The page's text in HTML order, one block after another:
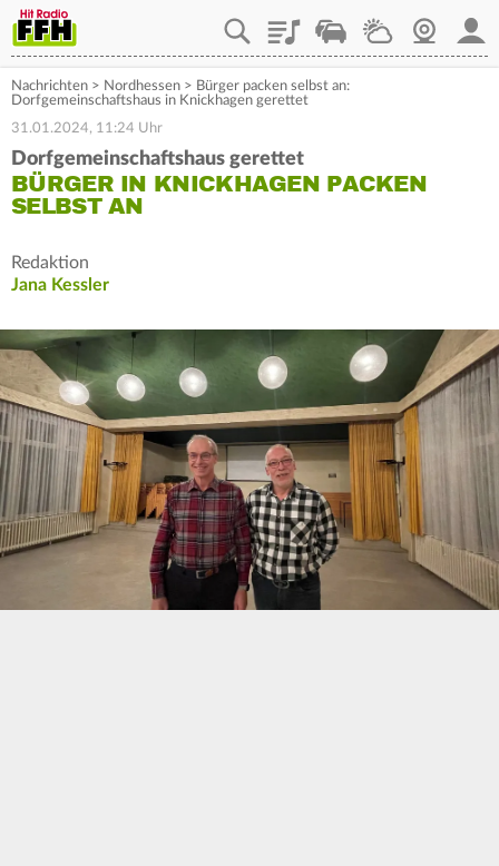
PlaylistStaupilotWetterWebcam
Nachrichten > Nordhessen > Bürger packen selbst an:
Dorfgemeinschaftshaus in Knickhagen gerettet
31.01.2024, 11:24 Uhr
Dorfgemeinschaftshaus gerettet
BÜRGER IN KNICKHAGEN PACKEN
SELBST AN
Redaktion
Jana Kessler